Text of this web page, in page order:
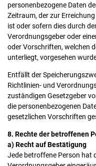
personenbezogene Daten
Zeitraum, der zur
ist oder sofern dies durch
Verordnungsgeber oder
oder Vorschriften, welchen
unterliegt, vorgesehen
Entfällt der
Richtlinien- und
zuständigen Gesetzgeber
die personenbezogenen
gesetzlichen Vorschriften
8. Rechte der betroffenen
a) Recht auf Bestätigung
Jede betroffene Person hat